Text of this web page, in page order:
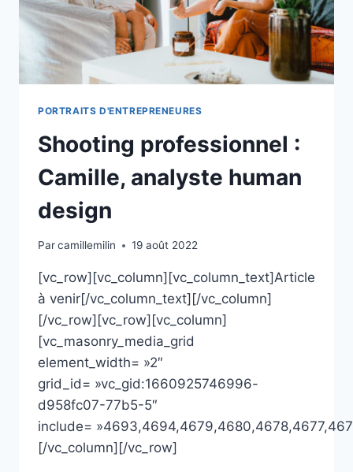
PORTRAITS D'ENTREPRENEURES
Shooting professionnel :
Camille, analyste human
design
Parcamillemilin 19 août 2022
[vc_row][vc_column][vc_column_text]Article
à venir[/vc_column_text][/vc_column]
[/vc_row][vc_row][vc_column]
[vc_masonry_media_grid
element_width= »2″
grid_id= »vc_gid:1660925746996-
d958fc07-77b5-5″
include=
[/vc_column][/vc_row]